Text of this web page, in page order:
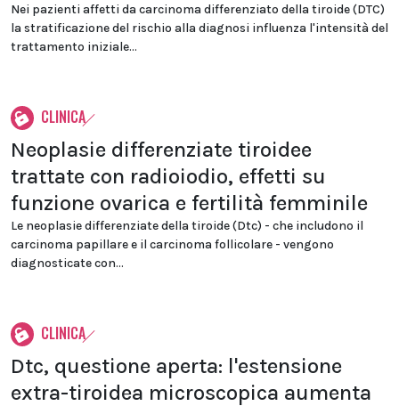
Nei pazienti affetti da carcinoma differenziato della tiroide (DTC)
la stratificazione del rischio alla diagnosi influenza l'intensità del
trattamento iniziale...
CLINICA
Neoplasie differenziate tiroidee
trattate con radioiodio, effetti su
funzione ovarica e fertilità femminile
Le neoplasie differenziate della tiroide (Dtc) - che includono il
carcinoma papillare e il carcinoma follicolare - vengono
diagnosticate con...
CLINICA
Dtc, questione aperta: l'estensione
extra-tiroidea microscopica aumenta